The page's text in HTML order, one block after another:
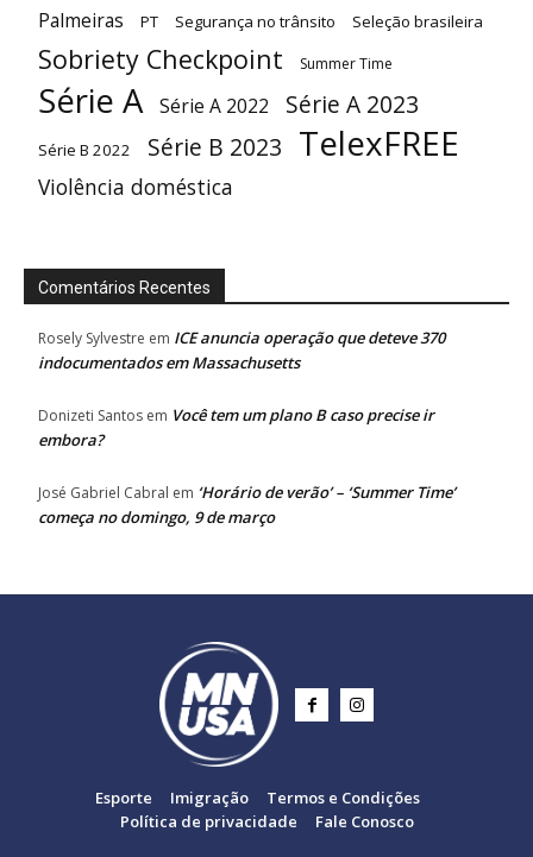
Palmeiras PT Segurança no trânsito Seleção brasileira
Sobriety Checkpoint Summer Time
Série A Série A 2022 Série A 2023
Série B 2022 Série B 2023 TelexFREE
Violência doméstica
Comentários Recentes
Rosely Sylvestre em ICE anuncia operação que deteve 370
indocumentados em Massachusetts
Donizeti Santos em Você tem um plano B caso precise ir
embora?
José Gabriel Cabral em ‘Horário de verão’ – ‘Summer Time’
começa no domingo, 9 de março
Esporte Imigração
Termos e Condições
Política de privacidade
Fale Conosco